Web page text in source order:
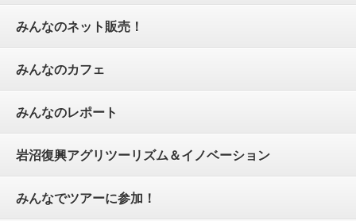
みんなのネット販売！
みんなのカフェ
みんなのレポート
岩沼復興アグリツーリズム＆イノベーション
みんなでツアーに参加！